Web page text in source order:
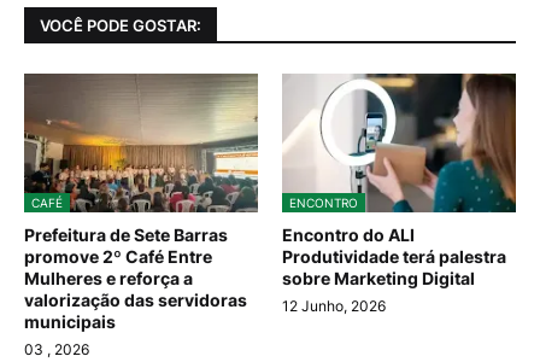
VOCÊ PODE GOSTAR:
CAFÉ
Prefeitura de Sete Barras
promove 2º Café Entre
Mulheres e reforça a
valorização das servidoras
municipais
03 , 2026
ENCONTRO
Encontro do ALI
Produtividade terá palestra
sobre Marketing Digital
12 Junho, 2026